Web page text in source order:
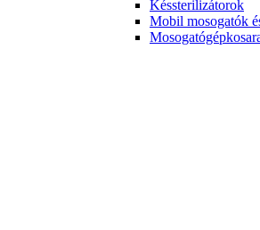
Késsterilizátorok
Mobil mosogatók